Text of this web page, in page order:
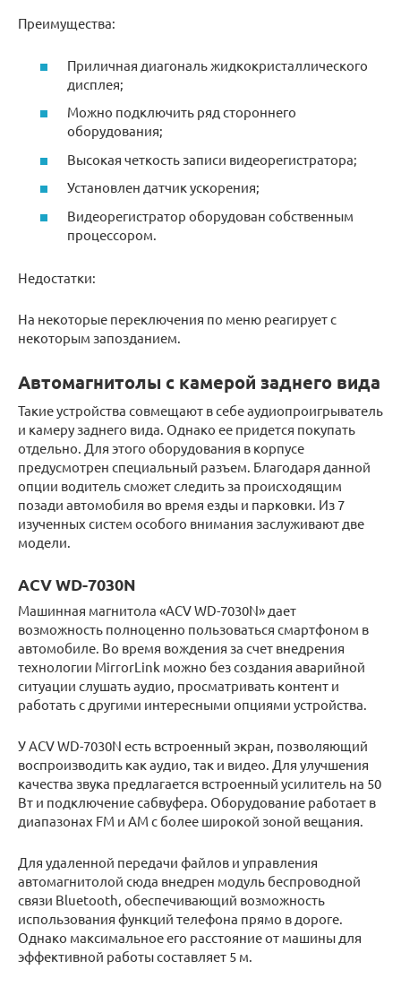
Преимущества:
Приличная диагональ жидкокристаллического
дисплея;
Можно подключить ряд стороннего
оборудования;
Высокая четкость записи видеорегистратора;
Установлен датчик ускорения;
Видеорегистратор оборудован собственным
процессором.
Недостатки:
На некоторые переключения по меню реагирует с
некоторым запозданием.
Автомагнитолы с камерой заднего вида
Такие устройства совмещают в себе аудиопроигрыватель
и камеру заднего вида. Однако ее придется покупать
отдельно. Для этого оборудования в корпусе
предусмотрен специальный разъем. Благодаря данной
опции водитель сможет следить за происходящим
позади автомобиля во время езды и парковки. Из 7
изученных систем особого внимания заслуживают две
модели.
ACV WD-7030N
Машинная магнитола «ACV WD-7030N» дает
возможность полноценно пользоваться смартфоном в
автомобиле. Во время вождения за счет внедрения
технологии MirrorLink можно без создания аварийной
ситуации слушать аудио, просматривать контент и
работать с другими интересными опциями устройства.
У ACV WD-7030N есть встроенный экран, позволяющий
воспроизводить как аудио, так и видео. Для улучшения
качества звука предлагается встроенный усилитель на 50
Вт и подключение сабвуфера. Оборудование работает в
диапазонах FM и AМ с более широкой зоной вещания.
Для удаленной передачи файлов и управления
автомагнитолой сюда внедрен модуль беспроводной
связи Bluetooth, обеспечивающий возможность
использования функций телефона прямо в дороге.
Однако максимальное его расстояние от машины для
эффективной работы составляет 5 м.